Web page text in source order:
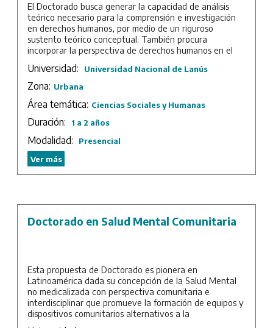
El Doctorado busca generar la capacidad de análisis
teórico necesario para la comprensión e investigación
en derechos humanos, por medio de un riguroso
sustento teórico conceptual. También procura
incorporar la perspectiva de derechos humanos en el
Duración: 2 años.
Universidad: Universidad Nacional de Lanús
Zona: Urbana
Área temática: Ciencias Sociales y Humanas
Duración: 1 a 2 años
Modalidad:
Presencial
Ver más
Doctorado en Salud Mental Comunitaria
Esta propuesta de Doctorado es pionera en
Latinoamérica dada su concepción de la Salud Mental
no medicalizada con perspectiva comunitaria e
interdisciplinar que promueve la formación de equipos y
dispositivos comunitarios alternativos a la
estigmatización, exclusión y encierro en instituciones